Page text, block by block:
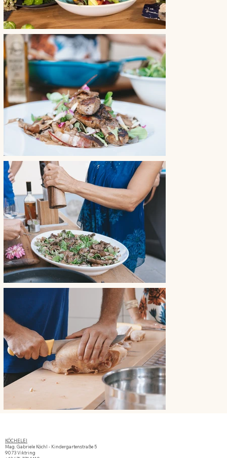
KÖCHELEI
Mag. Gabriele Köchl - Kindergartenstraße 5
9073 Viktring